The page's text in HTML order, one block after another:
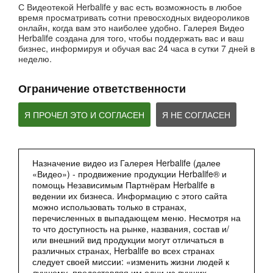
С Видеотекой Herbalife у вас есть возможность в любое
время просматривать сотни превосходных видеороликов
онлайн, когда вам это наиболее удобно. Галерея Видео
Herbalife создана для того, чтобы поддержать вас и ваш
бизнес, информируя и обучая вас 24 часа в сутки 7 дней в
неделю.
Ограничение ответственности
Я ПРОЧЕЛ ЭТО И СОГЛАСЕН Я НЕ СОГЛАСЕН
Назначение видео из Галерея Herbalife (далее
«Видео») - продвижение продукции Herbalife® и
помощь Независимым Партнёрам Herbalife в
ведении их бизнеса. Информацию с этого сайта
можно использовать только в странах,
перечисленных в выпадающем меню. Несмотря на
то что доступность на рынке, названия, состав и/
или внешний вид продукции могут отличаться в
различных странах, Herbalife во всех странах
следует своей миссии: «изменить жизни людей к
52:40
Вебинар - Пищеварение
Вебинары от компании
Мультфильм - Формула 1 Вечерний Коктейль
Сбалансированное питание 24 часа